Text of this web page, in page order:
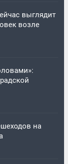
выглядит
возле
на